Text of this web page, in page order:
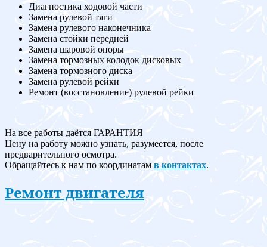
Диагностика ходовой части
Замена рулевой тяги
Замена рулевого наконечника
Замена стойки передней
Замена шаровой опоры
Замена тормозных колодок дисковых
Замена тормозного диска
Замена рулевой рейки
Ремонт (восстановление) рулевой рейки
На все работы даётся ГАРАНТИЯ
Цену на работу можно узнать, разумеется, после
предварительного осмотра.
Обращайтесь к нам по координатам в контактах.
Ремонт двигателя